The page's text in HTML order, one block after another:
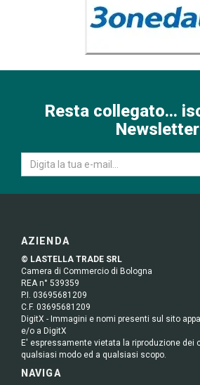
Resta collegato...
Newsletter
AZIENDA
© LASTELLA TRADE SRL
Camera di Commercio di Bologna
REA n° 539359
P.I. 03695681209
C.F. 03695681209
DigitX - Immagini e nomi presenti sul sito
e/o a DigitX
E' espressamente vietata la riproduzione dei
qualsiasi modo ed a qualsiasi scopo.
NAVIGA